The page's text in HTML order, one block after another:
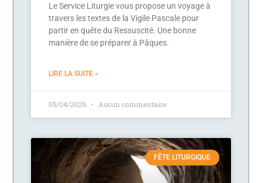
Le Service Liturgie vous propose un voyage à
travers les textes de la Vigile Pascale pour
partir en quête du Ressuscité. Une bonne
manière de se préparer à Pâques.
LIRE LA SUITE »
05/04/2026 Aucun commentaire
FÊTE LITURGIQUE